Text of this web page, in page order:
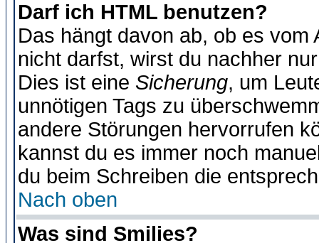
Darf ich HTML benutzen?
Das hängt davon ab, ob es
nicht darfst, wirst du nachher
Dies ist eine Sicherung, um
unnötigen Tags zu
andere Störungen hervorrufen
kannst du es immer noch
du beim Schreiben die
Nach oben
Was sind Smilies?